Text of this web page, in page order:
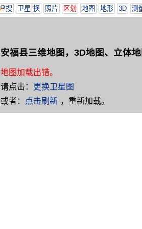
搜 卫星 换 照片 区划 地图 地形 3D 测
安福县三维地图，3D地图、立体地
地图加载出错。
请点击：
更换卫星图
或者：
点击刷新 ，重新加载。